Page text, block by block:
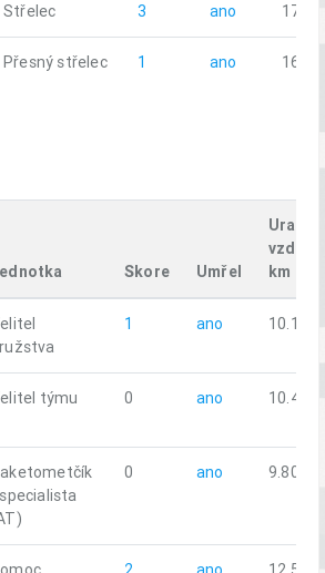
Střelec 3 ano 17.13
Přesný střelec 1 ano 16.82
Skore Umřel
km
1 ano 10.10
týmu 0 ano 10.41
0 ano 9.80